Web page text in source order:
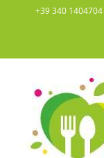
contenuto
+39 340